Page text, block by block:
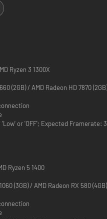
idea de «luchar con hordas de
con tus fieles aliados».
«experimentar un campo de
y polvo, para que disfrutes como
no pudieron añadirse a
PIRATE WARRIORS sea aún
Ryzen 3 1300X
NVIDIA GeForce GTX 660 (2GB) / AMD Radeon HD 7870 (2GB)
or 'OFF'; Expected Framerate:
i7 3770 / AMD Ryzen 5 1400
NVIDIA GeForce GTX 1060 (3GB) / AMD Radeon RX 580 (4GB)